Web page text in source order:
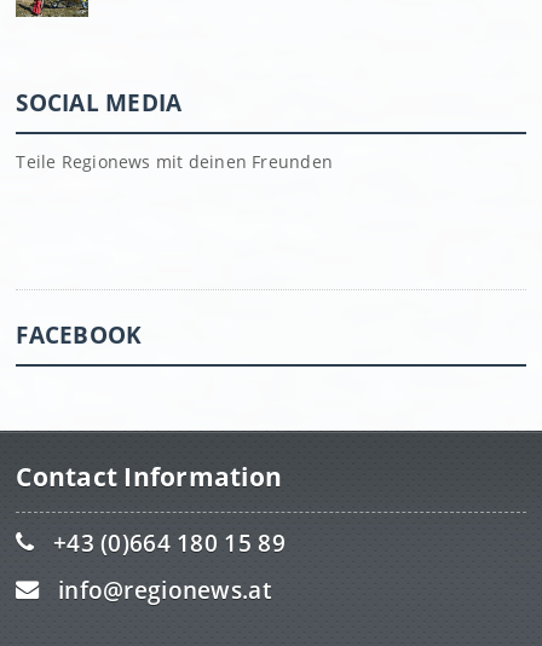
SOCIAL MEDIA
Teile Regionews mit deinen Freunden
FACEBOOK
Contact Information
+43 (0)664 180 15 89
info@regionews.at